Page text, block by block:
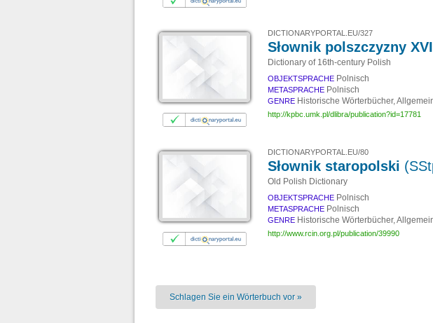
DICTIONARYPORTAL.EU/327
Słownik polszczyzny
Dictionary of 16th-century Polish
OBJEKTSPRACHE Polnisch
METASPRACHE Polnisch
GENRE Historische Wörterbücher,
http://kpbc.umk.pl/dlibra/publication?id=17781
DICTIONARYPORTAL.EU/80
Słownik staropolski
Old Polish Dictionary
OBJEKTSPRACHE Polnisch
METASPRACHE Polnisch
GENRE Historische Wörterbücher,
http://www.rcin.org.pl/publication/39990
Schlagen Sie ein Wörterbuch vor »